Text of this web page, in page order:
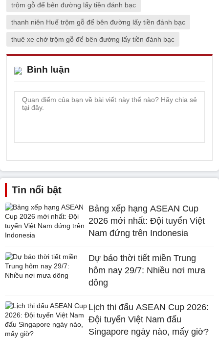
trộm gỗ để bên đường lấy tiền đánh bạc
thanh niên Huế trộm gỗ để bên đường lấy tiền đánh bạc
thuê xe chở trộm gỗ để bên đường lấy tiền đánh bạc
Bình luận
Tin nổi bật
Bảng xếp hạng ASEAN Cup
2026 mới nhất: Đội tuyển Việt
Nam đứng trên Indonesia
Dự báo thời tiết miền Trung
hôm nay 29/7: Nhiều nơi mưa
dông
Lịch thi đấu ASEAN Cup 2026:
Đội tuyển Việt Nam đấu
Singapore ngày nào, mấy giờ?